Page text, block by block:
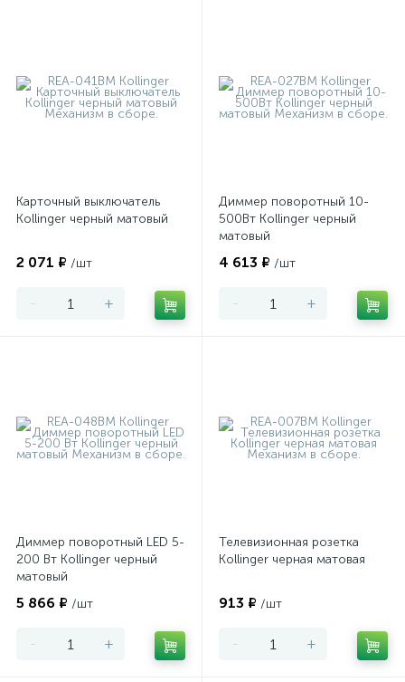
Карточный выключатель
Kollinger черный матовый
2 071 ₽ /шт
- +
Диммер поворотный 10-
500Вт Kollinger черный
матовый
4 613 ₽ /шт
- +
Диммер поворотный LED 5-
200 Вт Kollinger черный
матовый
5 866 ₽ /шт
- +
Телевизионная розетка
Kollinger черная матовая
913 ₽ /шт
- +